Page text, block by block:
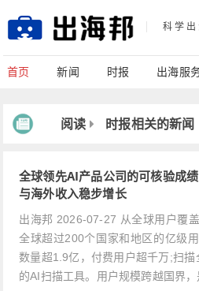
科学
首页 新闻 时报 出海服
阅读 时报相关的新闻
全球领先AI产品公司的可核验成
与海外收入稳步增长
出海邦 2026-07-27 从全球用户覆
全球超过200个国家和地区的亿级
数量超1.9亿，付费用户超千万;扫描
的AI扫描工具。用户规模跨越国界